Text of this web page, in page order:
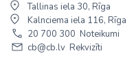
Tallinas iela 30, Rīga
Kalnciema iela 116, Rīga
20 700 300 Noteikumi
cb@cb.lv Rekvizīti